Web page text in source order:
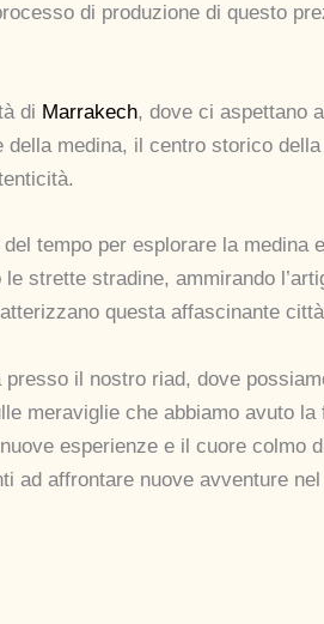
di produzione di questo
di Marrakech, dove ci aspettano
medina, il centro storico
tempo per esplorare la medina e
strette stradine, ammirando
questa affascinante
il nostro riad, dove
meraviglie che abbiamo avuto la
esperienze e il cuore colmo
ad affrontare nuove avventure